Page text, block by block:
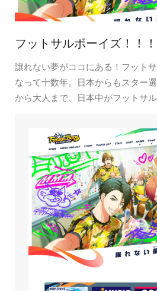
フットサルボーイズ！！
譲れない夢がココにある！フット
なって十数年。日本からもスター
から大人まで、日本中がフットサ